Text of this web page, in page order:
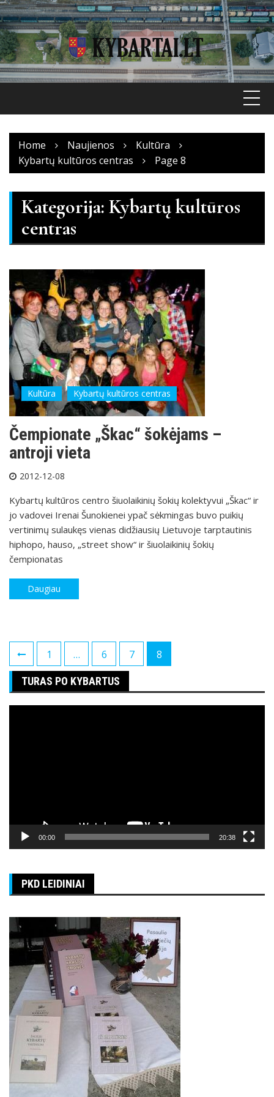
Skip
to
content
Home Naujienos
Kultūra
Kybartų kultūros centras
Page 8
Kategorija: Kybartų kultūros
centras
Kultūra Kybartų kultūros centras
Čempionate „Škac“ šokėjams –
antroji vieta
2012-12-08
Kybartų kultūros centro šiuolaikinių šokių kolektyvui „Škac“ ir
jo vadovei Irenai Šunokienei ypač sėkmingas buvo puikių
vertinimų sulaukęs vienas didžiausių Lietuvoje tarptautinis
hiphopo, hauso, „street show“ ir šiuolaikinių šokių
čempionatas
Daugiau
Posts
pagination
1 … 6 7 8
TURAS PO KYBARTUS
00:00 20:38
PKD LEIDINIAI